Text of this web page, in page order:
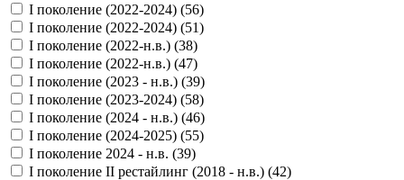
I поколение (2022-2024) (56)
I поколение (2022-2024) (51)
I поколение (2022-н.в.) (38)
I поколение (2022-н.в.) (47)
I поколение (2023 - н.в.) (39)
I поколение (2023-2024) (58)
I поколение (2024 - н.в.) (46)
I поколение (2024-2025) (55)
I поколение 2024 - н.в. (39)
I поколение II рестайлинг (2018 - н.в.) (42)